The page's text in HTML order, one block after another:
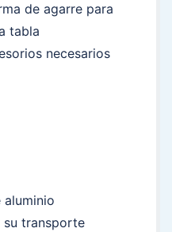
de agarre para
tabla
necesarios
aluminio
su transporte